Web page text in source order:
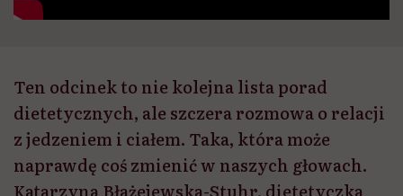
Ten odcinek to nie kolejna lista porad
dietetycznych, ale szczera rozmowa o relacji
z jedzeniem i ciałem. Taka, która może
naprawdę coś zmienić w naszych głowach.